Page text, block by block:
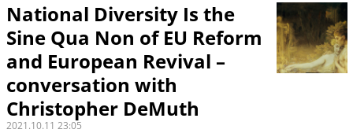
National Diversity Is the
Sine Qua Non of EU Reform
and European Revival –
conversation with
Christopher DeMuth
2021.10.11 23:05